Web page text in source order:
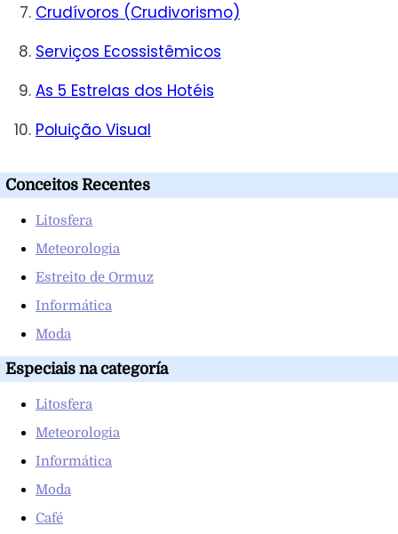
Crudívoros (Crudivorismo)
Serviços Ecossistêmicos
As 5 Estrelas dos Hotéis
Poluição Visual
Conceitos Recentes
Litosfera
Meteorologia
Estreito de Ormuz
Informática
Moda
Especiais na categoría
Litosfera
Meteorologia
Informática
Moda
Café